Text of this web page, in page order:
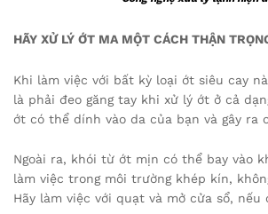
HÃY XỬ LÝ ỚT MA MỘT CÁCH THẬN
Khi làm việc với bất kỳ loại ớt siêu cay
là phải đeo găng tay khi xử lý ớt ở cả
ớt có thể dính vào da của bạn và gây ra
Ngoài ra, khói từ ớt mịn có thể bay vào
làm việc trong môi trường khép kín,
Hãy làm việc với quạt và mở cửa sổ, nếu